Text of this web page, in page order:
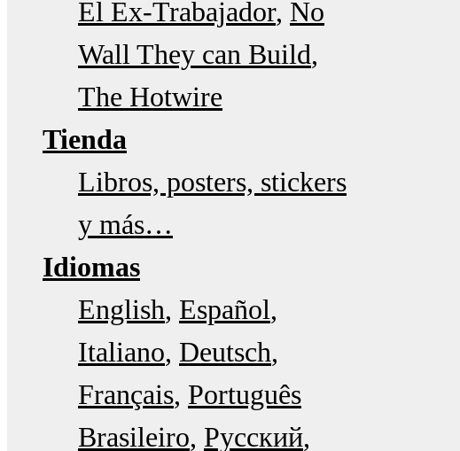
El Ex-Trabajador No
Wall They can Build
The Hotwire
Tienda
Libros, posters, stickers
y más…
Idiomas
English Español
Italiano Deutsch
Français Português
Brasileiro Русский